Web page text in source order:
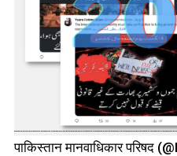
पाकिस्तान मानवाधिकार परिषद